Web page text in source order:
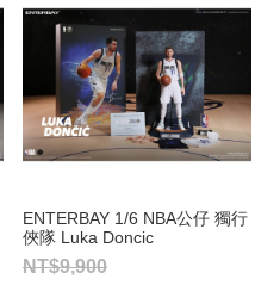
ENTERBAY 1/6 NBA公仔 獨行
俠隊 Luka Doncic
NT$9,900